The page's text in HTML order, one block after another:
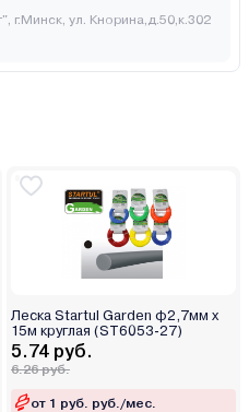
ул. Кнорина,д.50,к.302
Леска Startul Garden ф2,7мм х
15м круглая (ST6053-27)
5.74 руб.
6.26 руб.
от 1 руб. руб./мес.